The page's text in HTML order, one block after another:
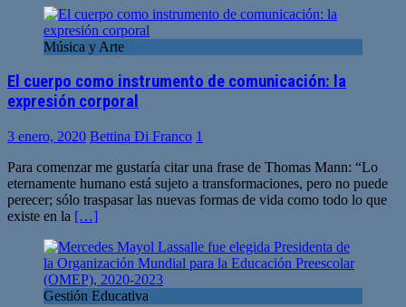
Música y Arte
El cuerpo como instrumento de comunicación: la
expresión corporal
3 enero, 2020 Bettina Di Franco 1
Para comenzar me gustaría citar una frase de Thomas Mann: “Lo
eternamente humano está sujeto a transformaciones, pero no puede
perecer; sólo traspasar las nuevas formas de vida como todo lo que
existe en la […]
Gestión Educativa